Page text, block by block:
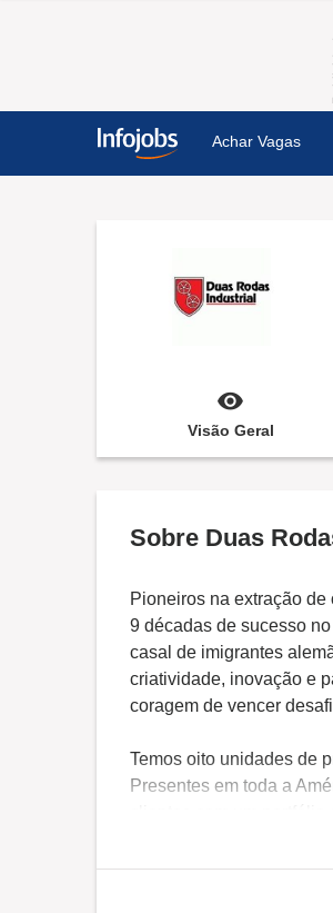
Achar Vagas
Visão Geral
Sobre Duas
Pioneiros na extração
9 décadas de sucesso
casal de imigrantes
criatividade, inovação e
coragem de vencer
Temos oito unidades de
Presentes em toda a
como aromas, produtos
produtos de confeitaria e